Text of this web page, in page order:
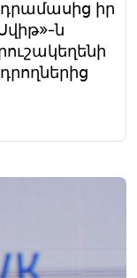
իր
ն